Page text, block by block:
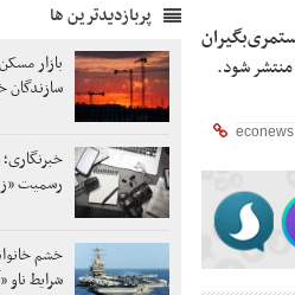
منتشر شود.
پربازدیدترین ها
بازار
سازندگان
رسمیت
خشم
شرایط ناو